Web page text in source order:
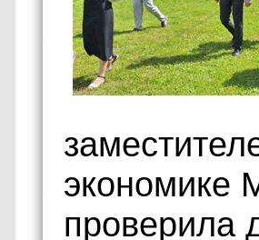
экономике
проверила